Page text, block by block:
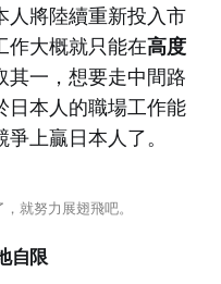
人將陸續重新投入市
作大概就只能在高度
其一，想要走中間路
日本人的職場工作能
上贏日本人了。
就努力展翅飛吧。
自限